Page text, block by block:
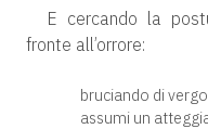
E cercando la
fronte all’orrore:
bruciando di
assumi un